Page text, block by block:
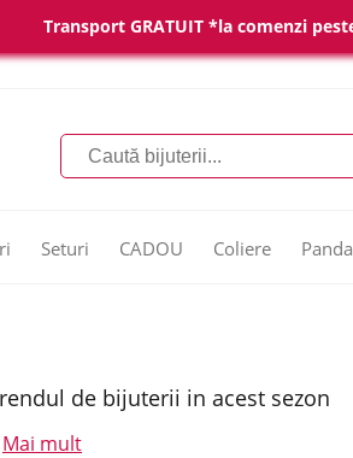
Transport GRATUIT *la comenzi
Seturi CADOU Coliere
de bijuterii in acest sezon
Mai mult